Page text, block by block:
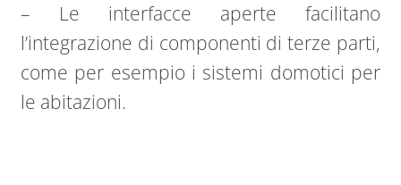
– Le interfacce aperte facilitano
l’integrazione di componenti di terze parti,
come per esempio i sistemi domotici per
le abitazioni.